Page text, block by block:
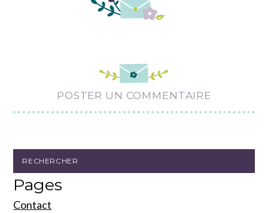
POSTER UN COMMENTAIRE
Pages
Contact